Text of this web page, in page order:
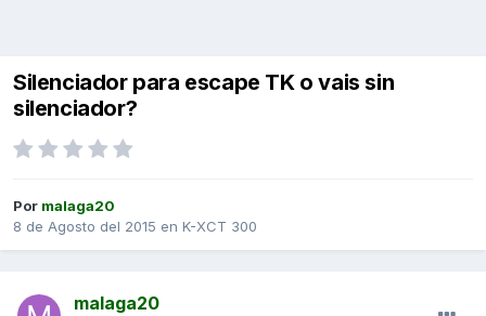
Silenciador para escape TK o vais sin
silenciador?
Por malaga20
8 de Agosto del 2015 en K-XCT 300
malaga20